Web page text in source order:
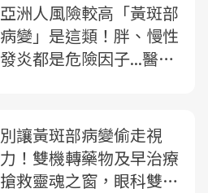
亞洲人風險較高「黃斑部
病變」是這類！胖、慢性
發炎都是危險因子...醫用
別讓黃斑部病變偷走視
力！雙機轉藥物及早治療
搶救靈魂之窗，眼科雙權